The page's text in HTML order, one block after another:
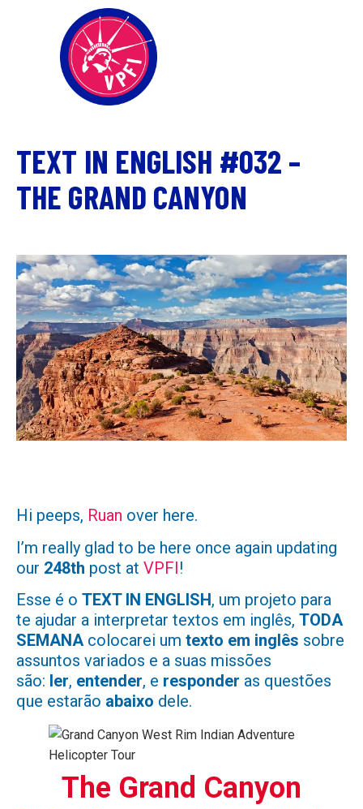
TEXT IN ENGLISH #032 –
THE GRAND CANYON
Hi peeps, Ruan over here.
I’m really glad to be here once again updating
our 248th post at VPFI!
Esse é o TEXT IN ENGLISH, um projeto para
te ajudar a interpretar textos em inglês, TODA
SEMANAcolocarei um texto em inglês sobre
assuntos variados e a suas missões
são: ler, entender, e responder as questões
que estarão abaixo dele.
The Grand Canyon